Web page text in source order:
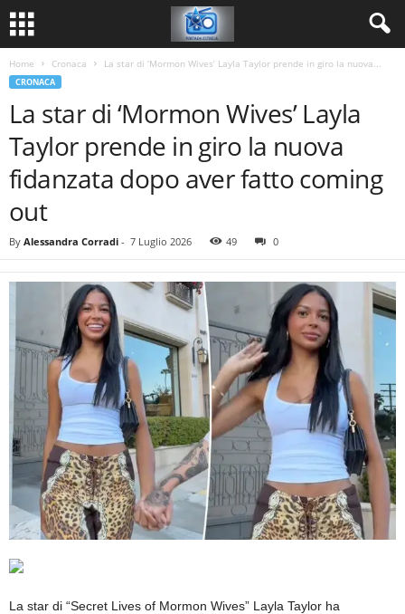
Home Cronaca La star di ‘Mormon Wives’ Layla Taylor prende in giro la nuova...
CRONACA
La star di ‘Mormon Wives’ Layla
Taylor prende in giro la nuova
fidanzata dopo aver fatto coming
out
By Alessandra Corradi - 7 Luglio 2026 49 0
La star di “Secret Lives of Mormon Wives” Layla Taylor ha